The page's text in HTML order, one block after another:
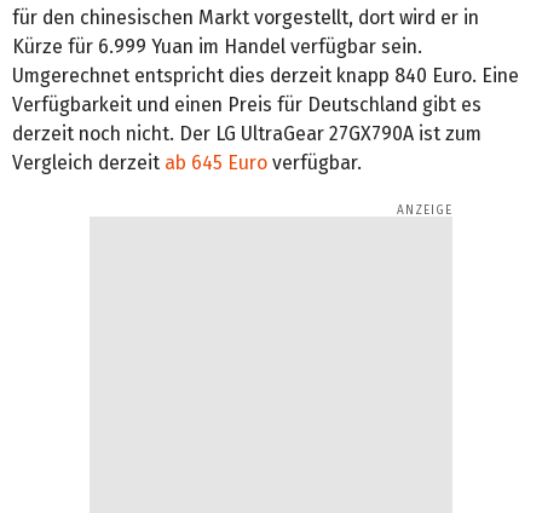
für den chinesischen Markt vorgestellt, dort wird er in
Kürze für 6.999 Yuan im Handel verfügbar sein.
Umgerechnet entspricht dies derzeit knapp 840 Euro. Eine
Verfügbarkeit und einen Preis für Deutschland gibt es
derzeit noch nicht. Der LG UltraGear 27GX790A ist zum
Vergleich derzeit ab 645 Euro verfügbar.